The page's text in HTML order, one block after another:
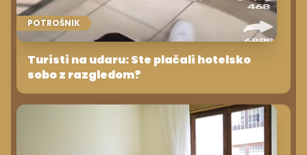
POTROŠNIK
Turisti na udaru: Ste plačali hotelsko
sobo z razgledom?